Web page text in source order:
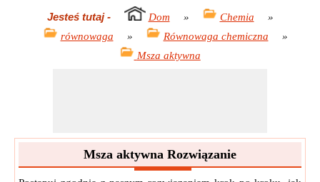
Jesteś tutaj- Dom » Chemia
»
równowaga
» Równowaga chemiczna
»
Msza aktywna
Msza aktywna Rozwiązanie